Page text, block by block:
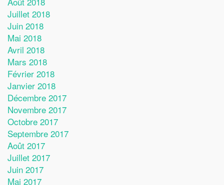
Juillet 2018
Juin 2018
Mai 2018
Avril 2018
Mars 2018
Février 2018
Janvier 2018
Décembre 2017
Novembre 2017
Octobre 2017
Septembre 2017
Août 2017
Juillet 2017
Juin 2017
Mai 2017